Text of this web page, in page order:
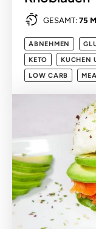
GESAMT: 75
ABNEHMEN
KETO
KUCHEN
LOW CARB